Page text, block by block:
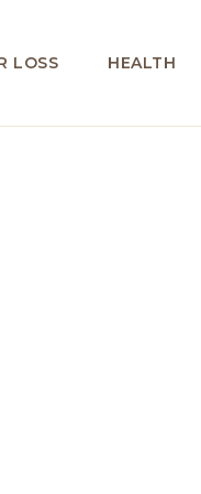
LOSS HEALTH